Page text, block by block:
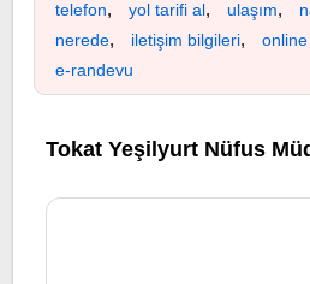
telefon, yol tarifi al, ulaşım,
nerede, iletişim bilgileri,
e-randevu
Tokat Yeşilyurt Nüfus